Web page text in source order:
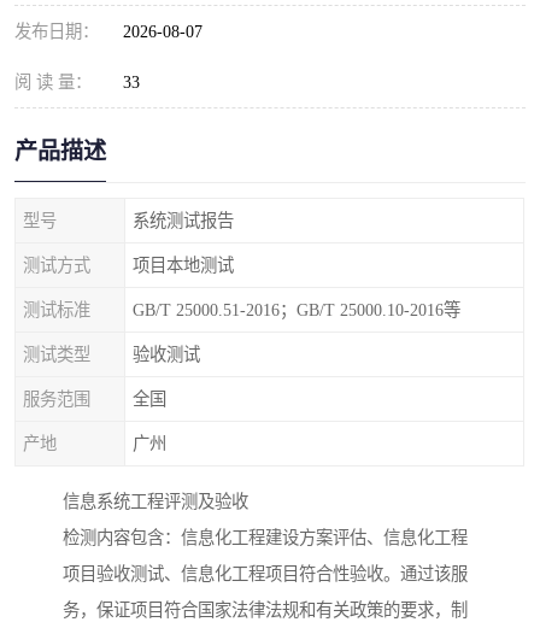
发布日期： 2026-08-07
阅 读 量： 33
产品描述
型号 系统测试报告
测试方式 项目本地测试
测试标准 GB/T 25000.51-2016；GB/T 25000.10-2016等
测试类型 验收测试
服务范围 全国
产地 广州
信息系统工程评测及验收
检测内容包含：信息化工程建设方案评估、信息化工程
项目验收测试、信息化工程项目符合性验收。通过该服
务，保证项目符合国家法律法规和有关政策的要求，制